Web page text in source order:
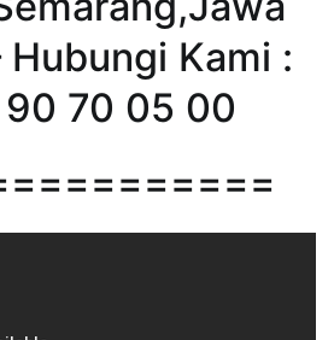
Hubungi Kami :
90 70 05 00